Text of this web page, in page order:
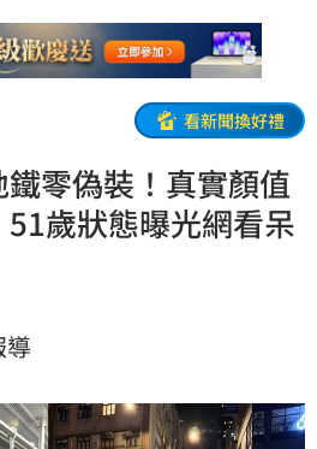
看新聞換好禮
零偽裝！真實顏值
歲狀態曝光網看呆